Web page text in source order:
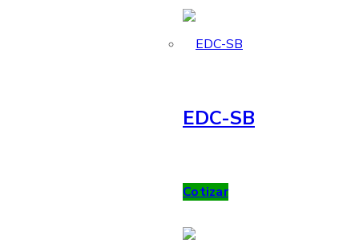
EDC-SB
Cotizar